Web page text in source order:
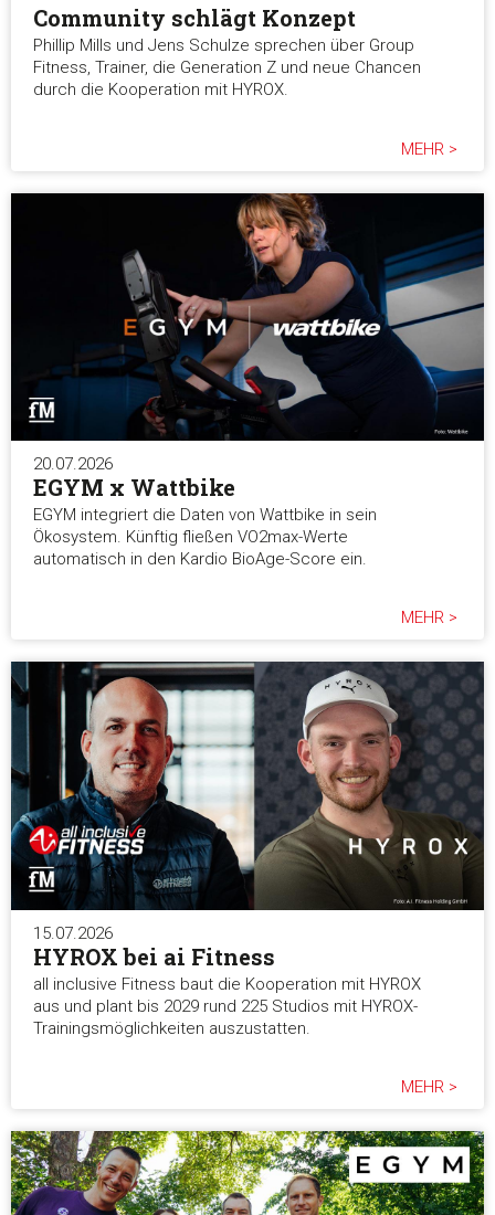
Community schlägt Konzept
Phillip Mills und Jens Schulze sprechen über Group
Fitness, Trainer, die Generation Z und neue Chancen
durch die Kooperation mit HYROX.
MEHR >
20.07.2026
EGYM x Wattbike
EGYM integriert die Daten von Wattbike in sein
Ökosystem. Künftig fließen VO2max-Werte
automatisch in den Kardio BioAge-Score ein.
MEHR >
15.07.2026
HYROX bei ai Fitness
all inclusive Fitness baut die Kooperation mit HYROX
aus und plant bis 2029 rund 225 Studios mit HYROX-
Trainingsmöglichkeiten auszustatten.
MEHR >